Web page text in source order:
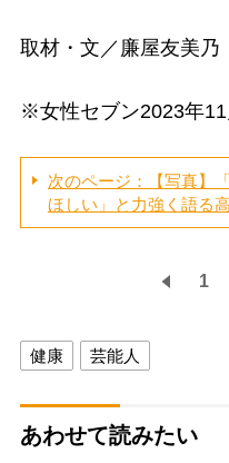
取材・文／廉屋友美
※女性セブン2023年
次のページ：【写真】
ほしい」と力強く語る
1
健康 芸能人
あわせて読みたい